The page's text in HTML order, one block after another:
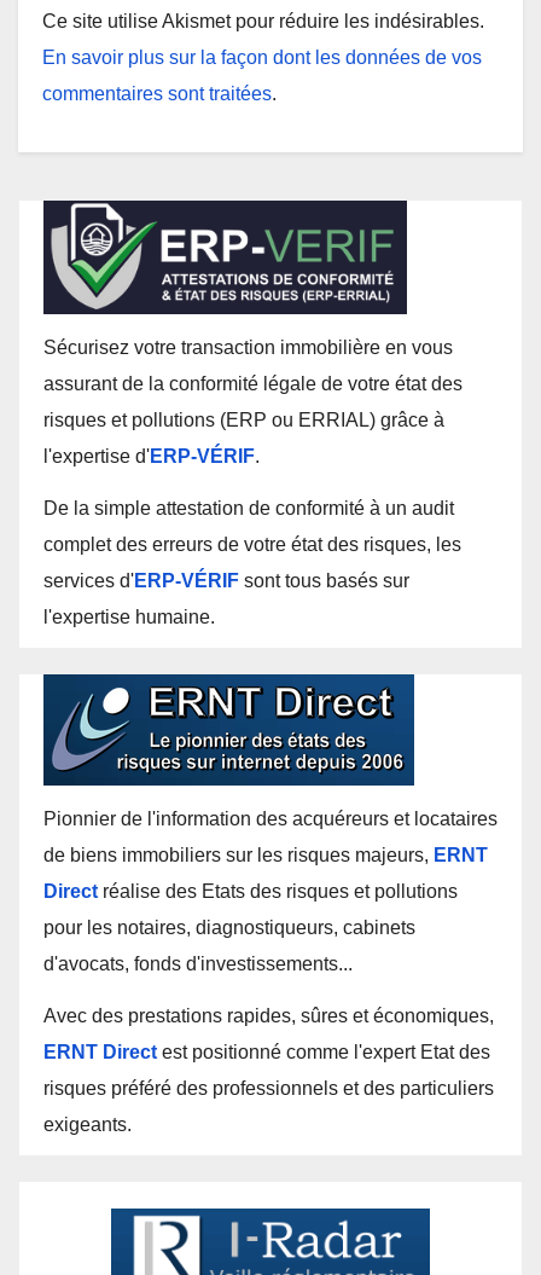
Ce site utilise Akismet pour réduire les indésirables.
En savoir plus sur la façon dont les données de vos
commentaires sont traitées.
Sécurisez votre transaction immobilière en vous
assurant de la conformité légale de votre état des
risques et pollutions (ERP ou ERRIAL) grâce à
l'expertise d'ERP-VÉRIF.
De la simple attestation de conformité à un audit
complet des erreurs de votre état des risques, les
services d'ERP-VÉRIF sont tous basés sur
l'expertise humaine.
Pionnier de l'information des acquéreurs et locataires
de biens immobiliers sur les risques majeurs, ERNT
Direct réalise des Etats des risques et pollutions
pour les notaires, diagnostiqueurs, cabinets
d'avocats, fonds d'investissements...
Avec des prestations rapides, sûres et économiques,
ERNT Direct est positionné comme l'expert Etat des
risques préféré des professionnels et des particuliers
exigeants.